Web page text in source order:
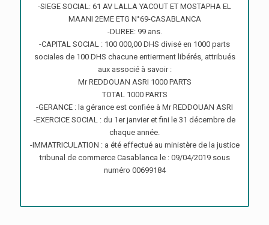
-SIEGE SOCIAL: 61 AV LALLA YACOUT ET MOSTAPHA EL
MAANI 2EME ETG N°69-CASABLANCA
-DUREE: 99 ans.
-CAPITAL SOCIAL : 100 000,00 DHS divisé en 1000 parts
sociales de 100 DHS chacune entierment libérés, attribués
aux associé à savoir :
Mr REDDOUAN ASRI 1000 PARTS
TOTAL 1000 PARTS
-GERANCE : la gérance est confiée à Mr REDDOUAN ASRI
-EXERCICE SOCIAL : du 1er janvier et fini le 31 décembre de
chaque année.
-IMMATRICULATION : a été effectué au ministère de la justice
tribunal de commerce Casablanca le : 09/04/2019 sous
numéro 00699184